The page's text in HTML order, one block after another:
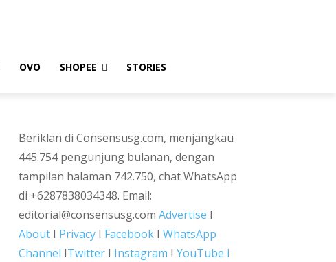
OVO SHOPEE STORIES
Beriklan di Consensusg.com, menjangkau
445.754 pengunjung bulanan, dengan
tampilan halaman 742.750, chat WhatsApp
di +6287838034348. Email:
editorial@consensusg.com Advertise I
About I Privacy I Facebook I WhatsApp
Channel ITwitter I Instagram I YouTube I